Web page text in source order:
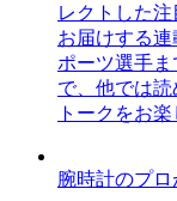
レクトした
お届けする
ポーツ選手
で、他では
トークをお
腕時計のプロ